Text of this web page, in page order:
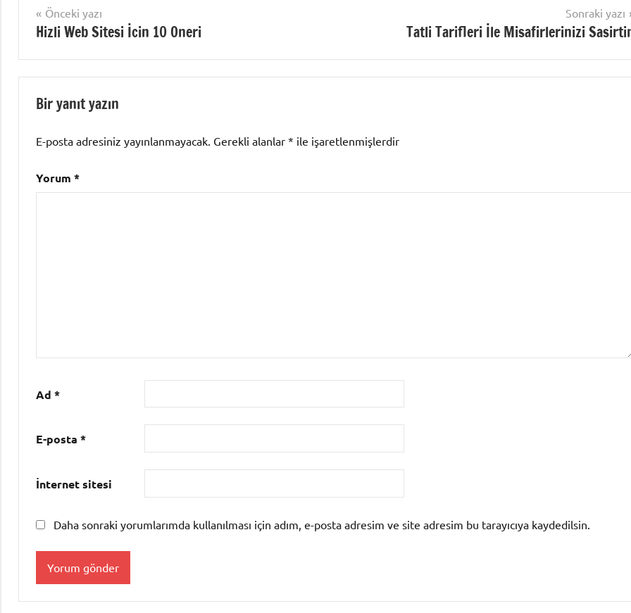
Yazı
gezinmesi
Önceki yazı
Hizli Web Sitesi İcin 10 Oneri
Sonraki yazı
Tatli Tarifleri İle Misafirlerinizi
Bir yanıt yazın
E-posta adresiniz yayınlanmayacak. Gerekli alanlar * ile işaretlenmişlerdir
Yorum *
Ad *
E-posta *
İnternet sitesi
Daha sonraki yorumlarımda kullanılması için adım, e-posta adresim ve site adresim bu tarayıcıya kaydedilsin.